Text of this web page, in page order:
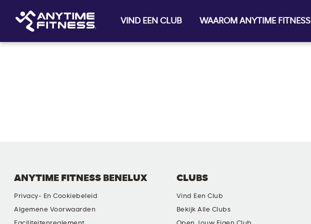
VIND EEN CLUB WAAROM ANYTIME FITNESS
ANYTIME FITNESS BENELUX
Privacy- En Cookiebeleid
Algemene Voorwaarden
CLUBS
Vind Een Club
Bekijk Alle Clubs